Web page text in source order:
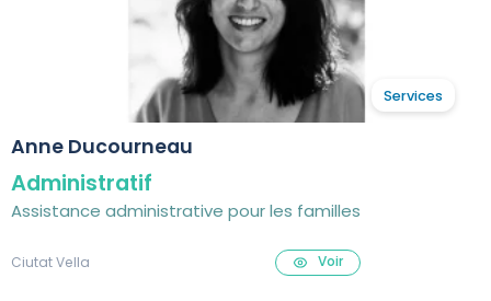
Services
Anne Ducourneau
Administratif
Assistance administrative pour les familles
Ciutat Vella Voir